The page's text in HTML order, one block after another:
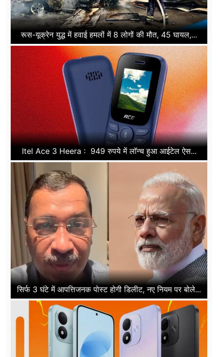
रूस-यूक्रेन युद्ध में हवाई हमलों में 8 लोगों की मौत, 45 घायल,...
Itel Ace 3 Heera : 949 रुपये में लॉन्च हुआ आईटेल ऐस...
सिर्फ 3 घंटे में आपत्तिजनक पोस्ट होगी डिलीट, नए नियम पर बोले...